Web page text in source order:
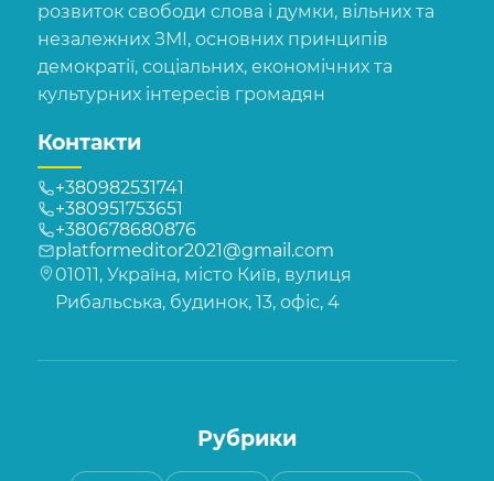
розвиток свободи слова і думки, вільних та
незалежних ЗМІ, основних принципів
демократії, соціальних, економічних та
культурних інтересів громадян
Контакти
+380982531741
+380951753651
+380678680876
platformeditor2021@gmail.com
01011, Україна, місто Київ, вулиця
Рибальська, будинок, 13, офіс, 4
Рубрики